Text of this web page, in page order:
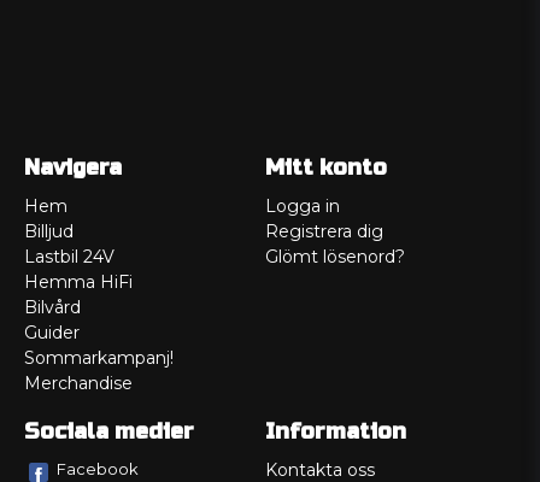
Navigera
Hem
Billjud
Lastbil 24V
Hemma HiFi
Bilvård
Guider
Sommarkampanj!
Merchandise
Mitt konto
Logga in
Registrera dig
Glömt lösenord?
Sociala medier
Facebook
Information
Kontakta oss